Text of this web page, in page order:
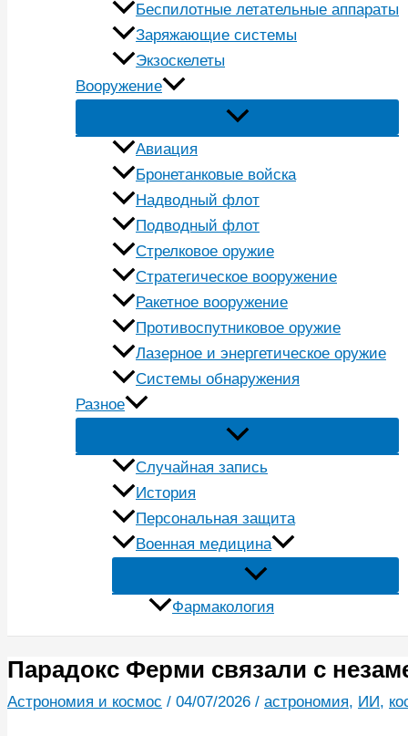
Беспилотные летательные аппараты
Заряжающие системы
Экзоскелеты
Вооружение
Авиация
Бронетанковые войска
Надводный флот
Подводный флот
Стрелковое оружие
Стратегическое вооружение
Ракетное вооружение
Противоспутниковое оружие
Лазерное и энергетическое оружие
Системы обнаружения
Разное
Случайная запись
История
Персональная защита
Военная медицина
Фармакология
Парадокс Ферми связали с
Астрономия и космос / 04/07/2026 / астрономия, ИИ,